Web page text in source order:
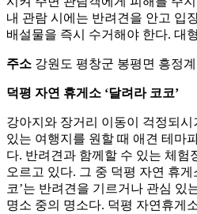
내 관람 시에는 반려견을 안고 입
배설물을 즉시 수거해야 한다. 대
주소 강원도 평창군 봉평면 흥정
덕평 자연 휴게소 ‘달려라 코코’
강아지와 장거리 이동이 걱정되
있는 여행지를 원할 때 애견 테마
다. 반려견과 함께할 수 있는 체험
오르고 있다. 그 중 덕평 자연 휴게
코’는 반려견을 기르거나 관심 있
명소 중의 명소다. 덕평 자연휴게